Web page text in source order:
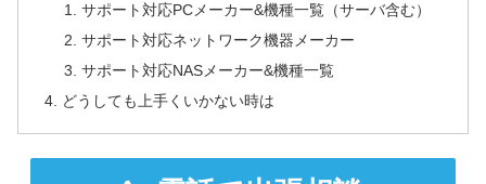
サポート対応PCメーカー&機種一覧（サーバ含む）
サポート対応ネットワーク機器メーカー
サポート対応NASメーカー&機種一覧
どうしても上手くいかない時は